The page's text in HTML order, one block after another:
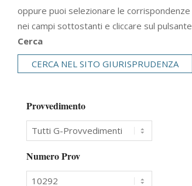
oppure puoi selezionare le corrispondenze
nei campi sottostanti e cliccare sul pulsante
Cerca
CERCA NEL SITO GIURISPRUDENZA
Provvedimento
Numero Prov